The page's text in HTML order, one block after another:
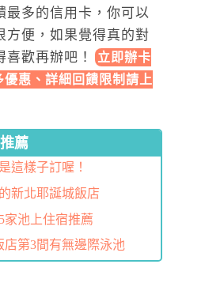
最多的信用卡，你可以
方便，如果覺得真的對
歡再辦吧！
立即辦卡
優惠、詳細回饋限制請上
薦
這樣子訂喔！
新北耶誕城飯店
家池上住宿推薦
店第3間有無邊際泳池